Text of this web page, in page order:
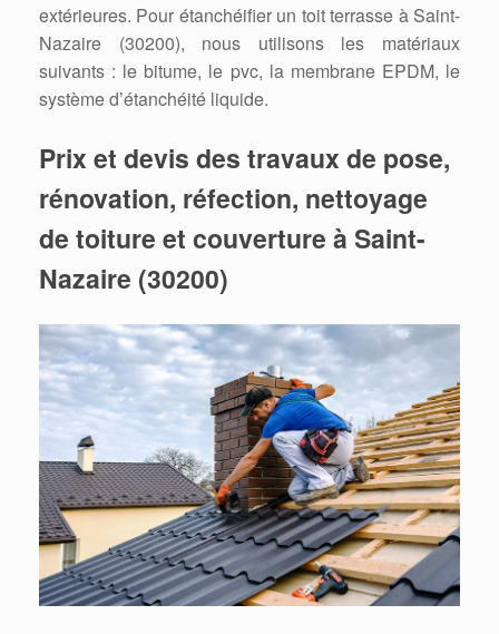
extérieures. Pour étanchéifier un toit terrasse à Saint-
Nazaire (30200), nous utilisons les matériaux
suivants : le bitume, le pvc, la membrane EPDM, le
système d’étanchéité liquide.
Prix et devis des travaux de pose,
rénovation, réfection, nettoyage
de toiture et couverture à Saint-
Nazaire (30200)